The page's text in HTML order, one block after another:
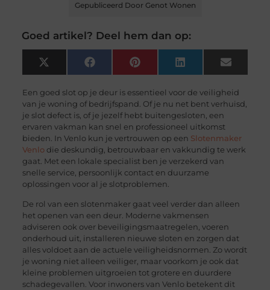
Gepubliceerd Door Genot Wonen
Goed artikel? Deel hem dan op:
X
(Twitter)
FacebookPinterest LinkedIn Email
Een goed slot op je deur is essentieel voor de veiligheid
van je woning of bedrijfspand. Of je nu net bent verhuisd,
je slot defect is, of je jezelf hebt buitengesloten, een
ervaren vakman kan snel en professioneel uitkomst
bieden. In Venlo kun je vertrouwen op een Slotenmaker
Venlodie deskundig, betrouwbaar en vakkundig te werk
gaat. Met een lokale specialist ben je verzekerd van
snelle service, persoonlijk contact en duurzame
oplossingen voor al je slotproblemen.
De rol van een slotenmaker gaat veel verder dan alleen
het openen van een deur. Moderne vakmensen
adviseren ook over beveiligingsmaatregelen, voeren
onderhoud uit, installeren nieuwe sloten en zorgen dat
alles voldoet aan de actuele veiligheidsnormen. Zo wordt
je woning niet alleen veiliger, maar voorkom je ook dat
kleine problemen uitgroeien tot grotere en duurdere
schadegevallen. Voor inwoners van Venlo betekent dit